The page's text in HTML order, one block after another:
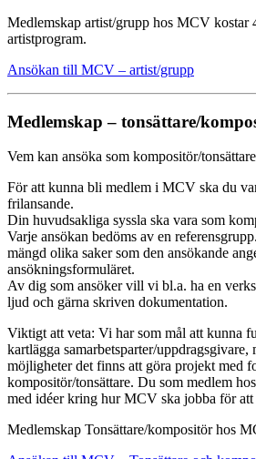
Medlemskap artist/grupp hos MCV kostar
artistprogram.
Ansökan till MCV – artist/grupp
Medlemskap – tonsättare/
Vem kan ansöka som kompositör/
För att kunna bli medlem i MCV ska du
frilansande.
Din huvudsakliga syssla ska vara som
Varje ansökan bedöms av en
mängd olika saker som den ansökande
ansökningsformuläret.
Av dig som ansöker vill vi bl.a. ha en
ljud och gärna skriven dokumentation.
Viktigt att veta: Vi har som mål att kunna
kartlägga samarbetsparter/uppdragsgivare,
möjligheter det finns att göra projekt med
kompositör/tonsättare. Du som medlem
med idéer kring hur MCV ska jobba för att
Medlemskap Tonsättare/kompositör hos